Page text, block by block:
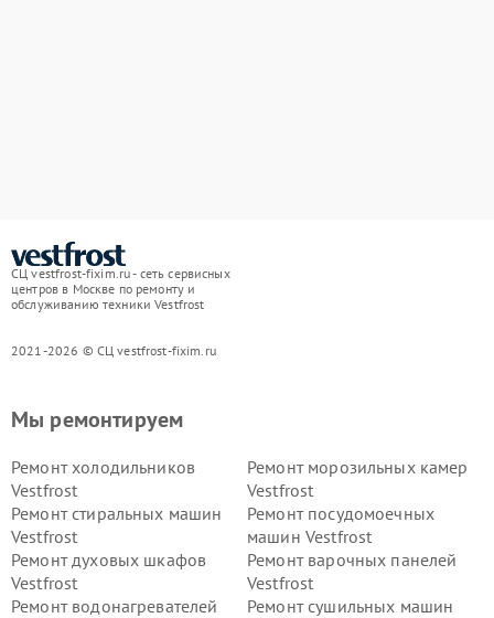
СЦ vestfrost-fixim.ru - сеть сервисных
центров в Москве по ремонту и
обслуживанию техники Vestfrost
2021-2026 © СЦ vestfrost-fixim.ru
Мы ремонтируем
Ремонт холодильников
Vestfrost
Ремонт морозильных камер
Vestfrost
Ремонт стиральных машин
Vestfrost
Ремонт посудомоечных
машин Vestfrost
Ремонт духовых шкафов
Vestfrost
Ремонт варочных панелей
Vestfrost
Ремонт водонагревателей
Ремонт сушильных машин